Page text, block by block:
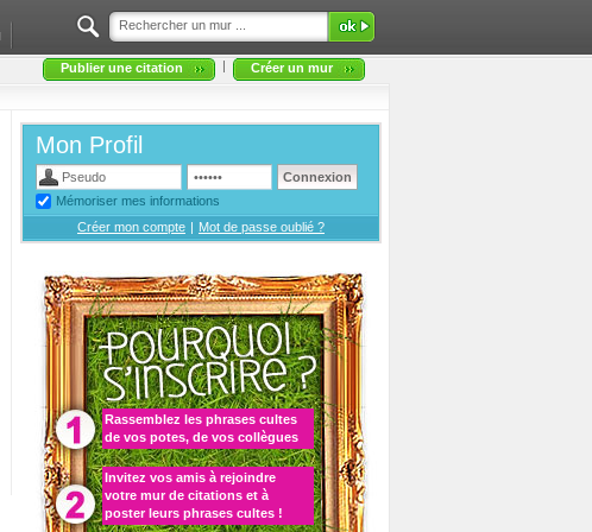
Publier une citation | Créer un mur
Mon Profil
Mémoriser mes informations
Créer mon compte | Mot de passe oublié ?
Rassemblez les phrases cultes
de vos potes, de vos collègues
Invitez vos amis à rejoindre
votre mur de citations et à
poster leurs phrases cultes !